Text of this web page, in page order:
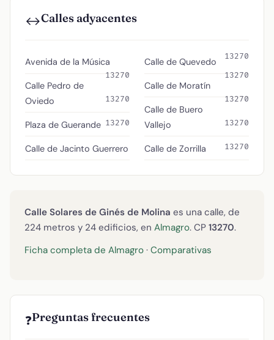
↔️Calles adyacentes
Avenida de la Música
13270
Calle Pedro de
Oviedo
13270
Plaza de Guerande 13270
Calle de Jacinto Guerrero
13270
Calle de Quevedo
13270
Calle de Moratín
13270
Calle de Buero
Vallejo
13270
Calle de Zorrilla 13270
Calle Solares de Ginés de Molina es una calle, de
224 metros y 24 edificios, en Almagro. CP 13270.
Ficha completa de Almagro · Comparativas
❓Preguntas frecuentes